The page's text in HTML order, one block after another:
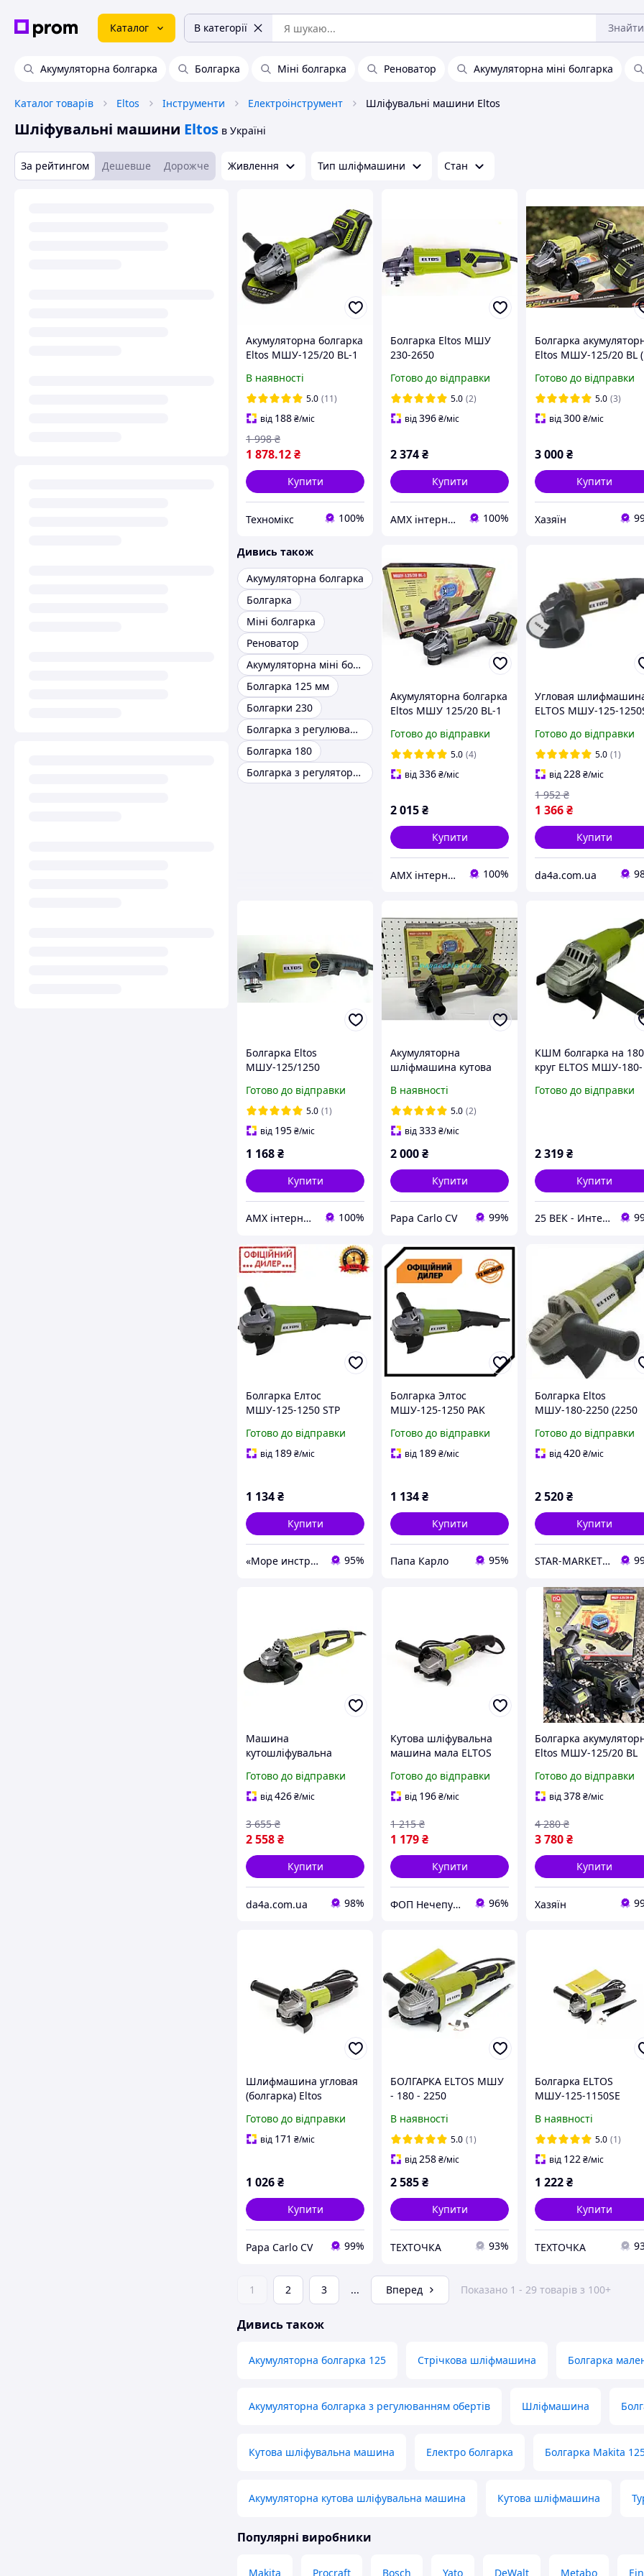
Каталог В категорії Знайти
Акумуляторна болгарка Болгарка Міні болгарка Реноватор Акумуляторна міні болгарка
Каталог товарів Eltos Інструменти Електроінструмент Шліфувальні машини Eltos
Шліфувальні машини Eltos в Україні
За рейтингом Дешевше Дорожче Живлення Тип шліфмашини Стан
Акумуляторна болгарка
Eltos МШУ-125/20 BL-1
безщіткова, 125 мм,
регулювання обертів
В наявності
5.0 (11)
від 188₴/міс
1 878.12₴
1 998 ₴
Купити
Техномікс 100%
Болгарка Eltos МШУ
230-2650
Готово до відправки
5.0 (2)
від396₴/міс
2 374₴
Купити
AMX інтернет-магазин інструменту 100%
Болгарка
Eltos МШУ-125/20 BL
пристрій) Німеччина
Готово до відправки
5.0 (3)
від300₴/міс
3 000₴
Купити
Хазяїн
Дивись також
Акумуляторна болгарка
Болгарка
Міні болгарка
Реноватор
Акумуляторна міні болгарка
Болгарка 125 мм
Болгарки 230
Болгарка з регулюванням обертів 125
Болгарка 180
Болгарка з регулятором обертів
Акумуляторна болгарка
Eltos МШУ 125/20 BL-1
Готово до відправки
5.0 (4)
від336₴/міс
2 015₴
Купити
AMX інтернет-магазин інструменту 100%
Угловая
ELTOS МШУ-125-
Готово до відправки
5.0 (1)
від228₴/міс
1 366₴
1 952 ₴
Купити
da4a.com.ua
Болгарка Eltos
МШУ-125/1250
Готово до відправки
5.0 (1)
від 195₴/міс
1 168₴
Купити
AMX інтернет-магазин інструменту 100%
Акумуляторна
шліфмашина кутова
В наявності
5.0 (2)
від333₴/міс
2 000₴
Купити
Papa Carlo CV 99%
КШМ болгарка на 180
круг ELTOS МШУ-180-
Готово до відправки
2 319₴
Купити
25 ВЕК - Интернет-Магазин: электрический, бензиновый, аккумуляторный инструмент и строительство.
Болгарка Елтос
МШУ-125-1250 STP
Готово до відправки
від 189₴/міс
1 134₴
Купити
«Море инструментов» 95%
Болгарка Элтос
МШУ-125-1250 PAK
Готово до відправки
від 189₴/міс
1 134₴
Купити
Папа Карло 95%
Болгарка Eltos
МШУ-180-2250 (2250
Готово до відправки
від420₴/міс
2 520₴
Купити
STAR-MARKET - аксесуари, товари для дому, саду, відпочинку та туризму
Машина
кутошліфувальна
Готово до відправки
від426₴/міс
2 558₴
3 655 ₴
Купити
da4a.com.ua 98%
Кутова шліфувальна
машина мала ELTOS
Готово до відправки
від 196₴/міс
1 179₴
1 215 ₴
Купити
ФОП Нечепурук Олександра Віталіївна 96%
Болгарка
Eltos МШУ-125/20 BL
А·год, зарядне, кейс)
Готово до відправки
від378₴/міс
3 780₴
4 280 ₴
Купити
Хазяїн
Шлифмашина угловая
(болгарка) Eltos
Готово до відправки
від 171 ₴/міс
1 026₴
Купити
Papa Carlo CV 99%
БОЛГАРКА ELTOS МШУ
- 180 - 2250
В наявності
5.0 (1)
від258₴/міс
2 585₴
Купити
ТЕХТОЧКА 93%
Болгарка ELTOS
МШУ-125-1150SE
В наявності
5.0 (1)
від 122₴/міс
1 222₴
Купити
ТЕХТОЧКА
1 2 3 ... Вперед Показано 1 - 29 товарів з 100+
Дивись також
Акумуляторна болгарка 125 Стрічкова шліфмашина Болгарка
Акумуляторна болгарка з регулюванням обертів Шліфмашина
Кутова шліфувальна машина Електро болгарка Болгарка Makita
Акумуляторна кутова шліфувальна машина Кутова шліфмашина
Популярні виробники
Makita Procraft Bosch Yato DeWalt Metabo